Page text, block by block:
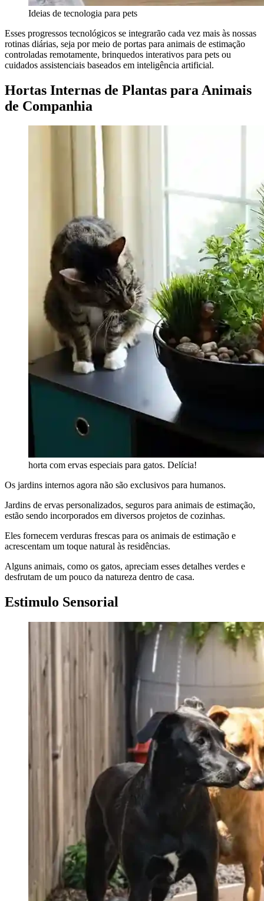
Ideias de tecnologia para pets
Esses progressos tecnológicos se integrarão cada vez mais às nossas
rotinas diárias, seja por meio de portas para animais de estimação
controladas remotamente, brinquedos interativos para pets ou
cuidados assistenciais baseados em inteligência artificial.
Hortas Internas de Plantas para Animais
de Companhia
horta com ervas especiais para gatos. Delícia!
Os jardins internos agora não são exclusivos para humanos.
Jardins de ervas personalizados, seguros para animais de estimação,
estão sendo incorporados em diversos projetos de cozinhas.
Eles fornecem verduras frescas para os animais de estimação e
acrescentam um toque natural às residências.
Alguns animais, como os gatos, apreciam esses detalhes verdes e
desfrutam de um pouco da natureza dentro de casa.
Estimulo Sensorial